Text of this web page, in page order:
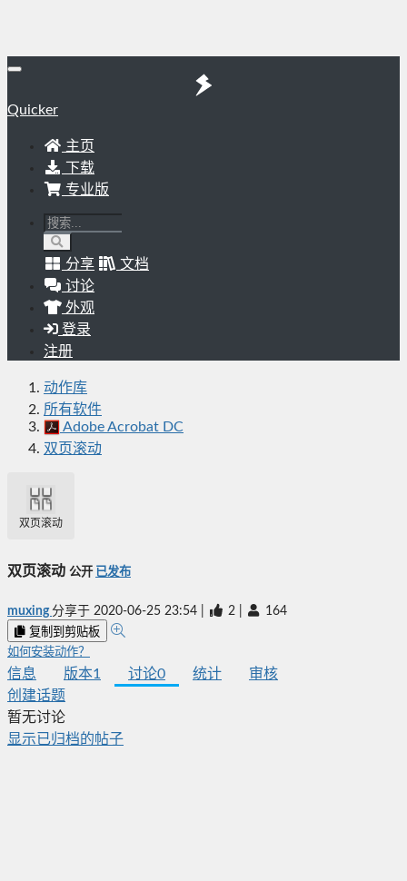
Quicker
主页
下载
专业版
分享
文档
讨论
外观
登录
注册
动作库
所有软件
Adobe Acrobat DC
双页滚动
双页滚动
双页滚动 公开 已发布
muxing分享于 2020-06-25 23:54 2 164
复制到剪贴板
如何安装动作？
信息 版本1 讨论0 统计
审核
创建话题
暂无讨论
显示已归档的帖子